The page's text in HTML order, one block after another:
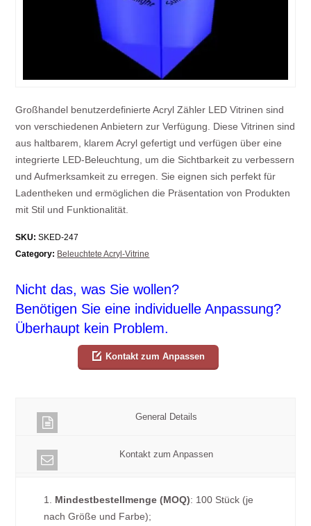
Großhandel benutzerdefinierte Acryl Zähler LED Vitrinen sind
von verschiedenen Anbietern zur Verfügung. Diese Vitrinen sind
aus haltbarem, klarem Acryl gefertigt und verfügen über eine
integrierte LED-Beleuchtung, um die Sichtbarkeit zu verbessern
und Aufmerksamkeit zu erregen. Sie eignen sich perfekt für
Ladentheken und ermöglichen die Präsentation von Produkten
mit Stil und Funktionalität.
SKU: SKED-247
Category: Beleuchtete Acryl-Vitrine
Nicht das, was Sie wollen?
Benötigen Sie eine individuelle Anpassung?
Überhaupt kein Problem.
Kontakt zum Anpassen
General Details
Kontakt zum Anpassen
1. Mindestbestellmenge (MOQ): 100 Stück (je
nach Größe und Farbe);